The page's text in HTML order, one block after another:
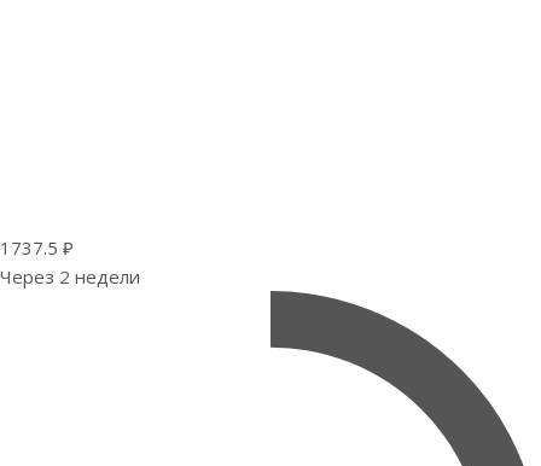
1737.5 ₽
Через 2 недели